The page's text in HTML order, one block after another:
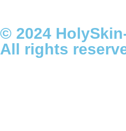
© 2024
All rights